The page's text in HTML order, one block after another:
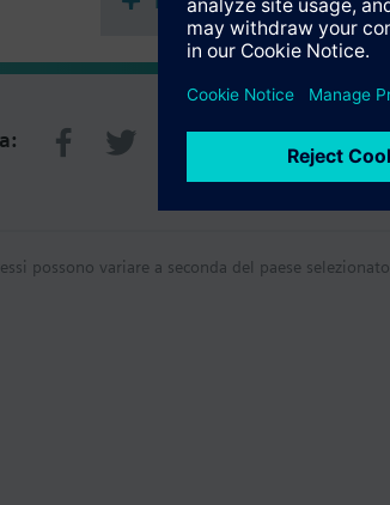
possono variare a seconda del paese selezionato.